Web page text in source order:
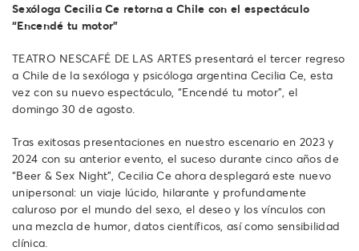
Sexóloga Cecilia Ce retorna a Chile con el espectáculo
“Encendé tu motor”
TEATRO NESCAFÉ DE LAS ARTES presentará el tercer regreso
a Chile de la sexóloga y psicóloga argentina Cecilia Ce, esta
vez con su nuevo espectáculo, “Encendé tu motor”, el
domingo 30 de agosto.
Tras exitosas presentaciones en nuestro escenario en 2023 y
2024 con su anterior evento, el suceso durante cinco años de
“Beer & Sex Night”, Cecilia Ce ahora desplegará este nuevo
unipersonal: un viaje lúcido, hilarante y profundamente
caluroso por el mundo del sexo, el deseo y los vínculos con
una mezcla de humor, datos científicos, así como sensibilidad
clínica.